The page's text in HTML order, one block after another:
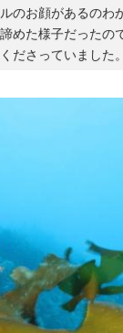
のお顔があるのわ
めた様子だったの
ださっていました。